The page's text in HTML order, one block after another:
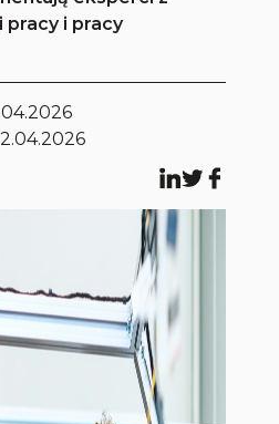
pracy i pracy